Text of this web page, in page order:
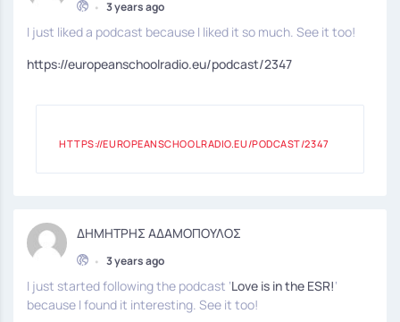
• 3 years ago
I just liked a podcast because I liked it so much. See it too!
https://europeanschoolradio.eu/podcast/2347
HTTPS://EUROPEANSCHOOLRADIO.EU/PODCAST/2347
ΔΗΜΗΤΡΗΣ ΑΔΑΜΟΠΟΥΛΟΣ
• 3 years ago
I just started following the podcast ‘Love is in the ESR!‘
because I found it interesting. See it too!